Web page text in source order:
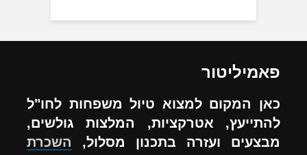
פאמיליטור
כאן המקום למצוא טיול משפחות לחו"ל
להתייעץ, אטרקציות, המלצות גולשים,
מבצעים ועזרה בתכנון מסלול, השכרת